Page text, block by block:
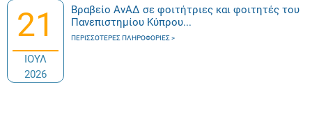
21
ΙΟΥΛ
2026
Βραβείο ΑνΑΔ σε φοιτήτριες και φοιτητές του
Πανεπιστημίου Κύπρου...
ΠΕΡΙΣΣΌΤΕΡΕΣ ΠΛΗΡΟΦΟΡΊΕΣ